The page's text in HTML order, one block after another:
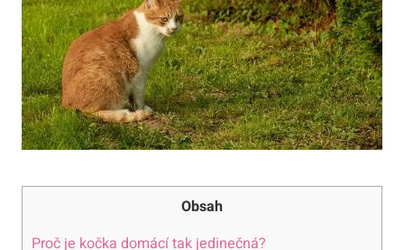
Obsah
Proč je kočka domácí tak jedinečná?